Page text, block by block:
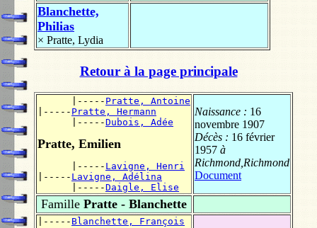
Blanchette,
Philias
× Pratte, Lydia
Retour à la page principale
      |-----
Pratte, Antoine
|----- Pratte, Hermann
      |-----
Dubois, Adée
Pratte, Emilien
      |-----
Lavigne, Henri
|----- Lavigne, Adélina
      |-----
Daigle, Elise
Naissance : 16
novembre 1907
Décès : 16 février
1957 à
Richmond,Richmond
Document
Famille Pratte - Blanchette
|----- Blanchette, François